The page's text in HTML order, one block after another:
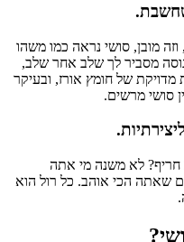
מובן, סושי נראה כמו משהו
מסביר לך שלב אחר שלב,
של חומץ אורז, ובעיקר
סושי מרשים.
חריף? לא משנה מי אתה
שאתה הכי אוהב. כל רול הוא